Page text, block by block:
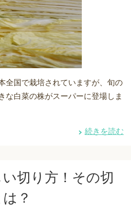
全国で栽培されていますが、旬の
な白菜の株がスーパーに登場しま
続きを読む
切り方！その切
？